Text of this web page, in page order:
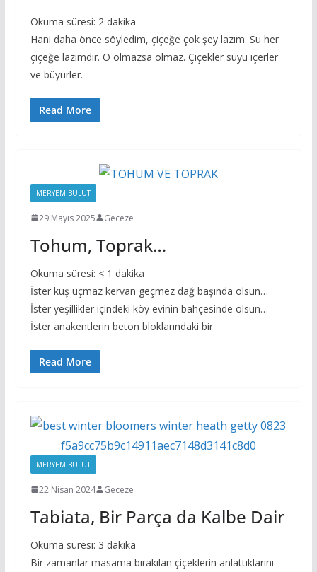
Okuma süresi: 2 dakika
Hani daha önce söyledim, çiçeğe çok şey lazım. Su her
çiçeğe lazımdır. O olmazsa olmaz. Çiçekler suyu içerler
ve büyürler.
Read More
MERYEM BULUT
29 Mayıs 2025 Geceze
Tohum, Toprak…
Okuma süresi: < 1 dakika
İster kuş uçmaz kervan geçmez dağ başında olsun…
İster yeşillikler içindeki köy evinin bahçesinde olsun…
İster anakentlerin beton bloklarındaki bir
Read More
MERYEM BULUT
22 Nisan 2024 Geceze
Tabiata, Bir Parça da Kalbe Dair
Okuma süresi: 3 dakika
Bir zamanlar masama bırakılan çiçeklerin anlattıklarını